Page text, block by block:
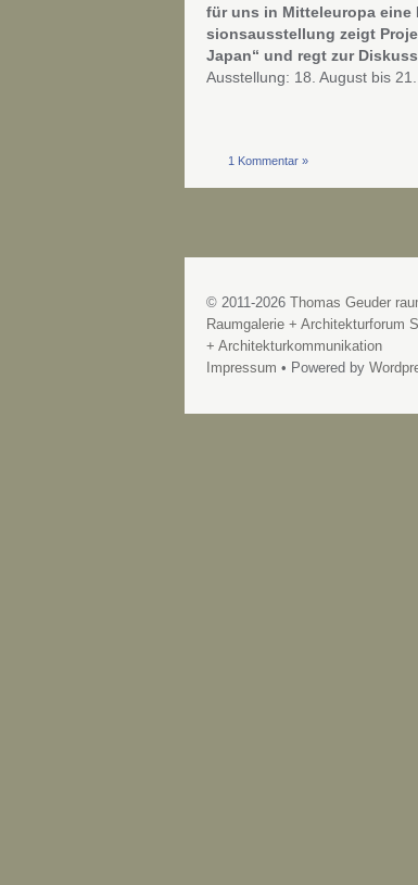
für uns in Mitteleuropa
sions­aus­stellung zeigt
Japan“ und regt zur
Ausstellung: 18. August bis
1 Kommentar »
© 2011-2026 Thomas Geuder
Raumgalerie + Architekturforum
+ Architekturkommunikation
Impressum • Powered by